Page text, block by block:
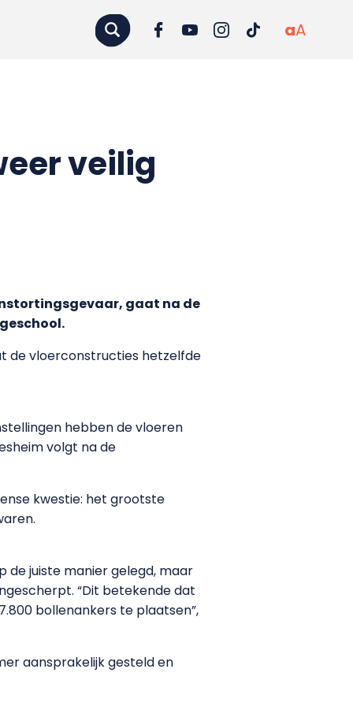
aA
veilig
gaat na de
de vloerconstructies hetzelfde
hebben de vloeren
volgt na de
kwestie: het grootste
de juiste manier gelegd, maar
“Dit betekende dat
bollenankers te plaatsen”,
aansprakelijk gesteld en